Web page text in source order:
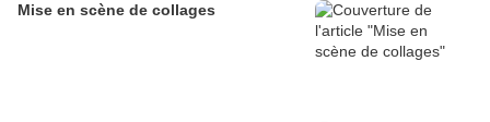
Mise en scène de collages